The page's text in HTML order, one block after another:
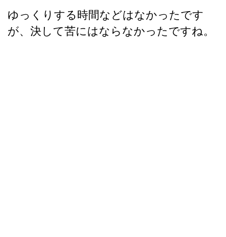
ゆっくりする時間などはなかったです
が、決して苦にはならなかったですね。